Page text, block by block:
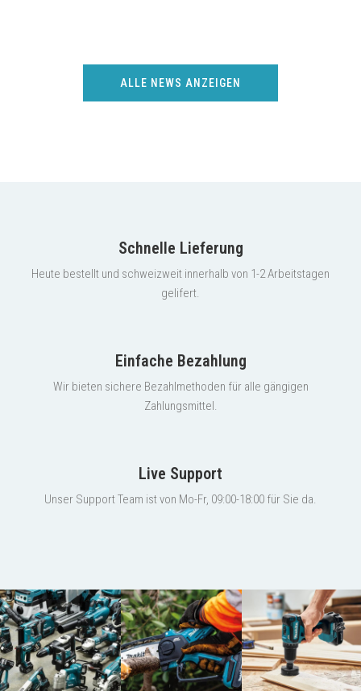
ALLE NEWS ANZEIGEN
Schnelle Lieferung
Heute bestellt und schweizweit innerhalb von 1-2 Arbeitstagen
gelifert.
Einfache Bezahlung
Wir bieten sichere Bezahlmethoden für alle gängigen
Zahlungsmittel.
Live Support
Unser Support Team ist von Mo-Fr, 09:00-18:00 für Sie da.